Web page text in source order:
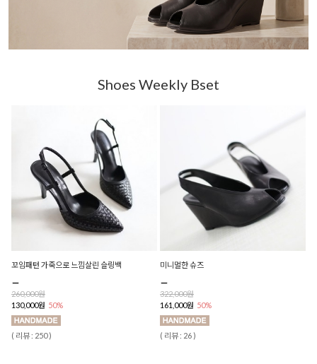
Shoes Weekly Bset
꼬임패턴 가죽으로 느낌살린 슬링백
260,000원
130,000원 50%
( 리뷰 : 250 )
미니멀한 슈즈
322,000원
161,000원 50%
( 리뷰 : 26 )